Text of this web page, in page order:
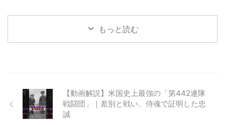
もっと読む
【動画解説】米国史上最強の「第442連隊
戦闘団」｜差別と戦い、侍魂で証明した忠
誠